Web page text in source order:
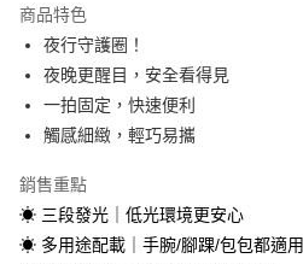
Apple Pay
街口支付
悠遊付
Google Pay
AFTEE先享後付
相關說明
商品特色
夜行守護圈！
夜晚更醒目，安全看得見
一拍固定，快速便利
觸感細緻，輕巧易攜
銷售重點
☀ 三段發光｜低光環境更安心
☀ 多用途配載｜手腕/腳踝/包包都適用